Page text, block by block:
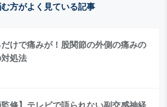
方がよく見ている記事
けで痛みが！股関節の外側の痛みの
処法